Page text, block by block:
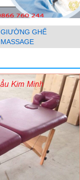
GIƯỜNG GHẾ
MASSAGE